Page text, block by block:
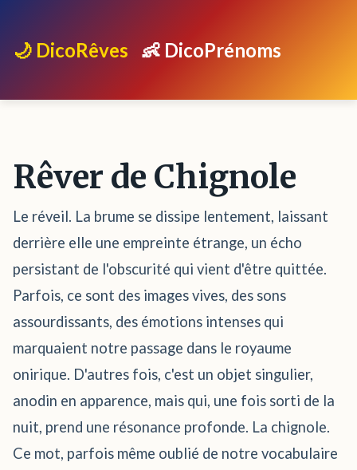
🌙 DicoRêves 👶 DicoPrénoms
Rêver de Chignole
Le réveil. La brume se dissipe lentement, laissant
derrière elle une empreinte étrange, un écho
persistant de l'obscurité qui vient d'être quittée.
Parfois, ce sont des images vives, des sons
assourdissants, des émotions intenses qui
marquaient notre passage dans le royaume
onirique. D'autres fois, c'est un objet singulier,
anodin en apparence, mais qui, une fois sorti de la
nuit, prend une résonance profonde. La chignole.
Ce mot, parfois même oublié de notre vocabulaire